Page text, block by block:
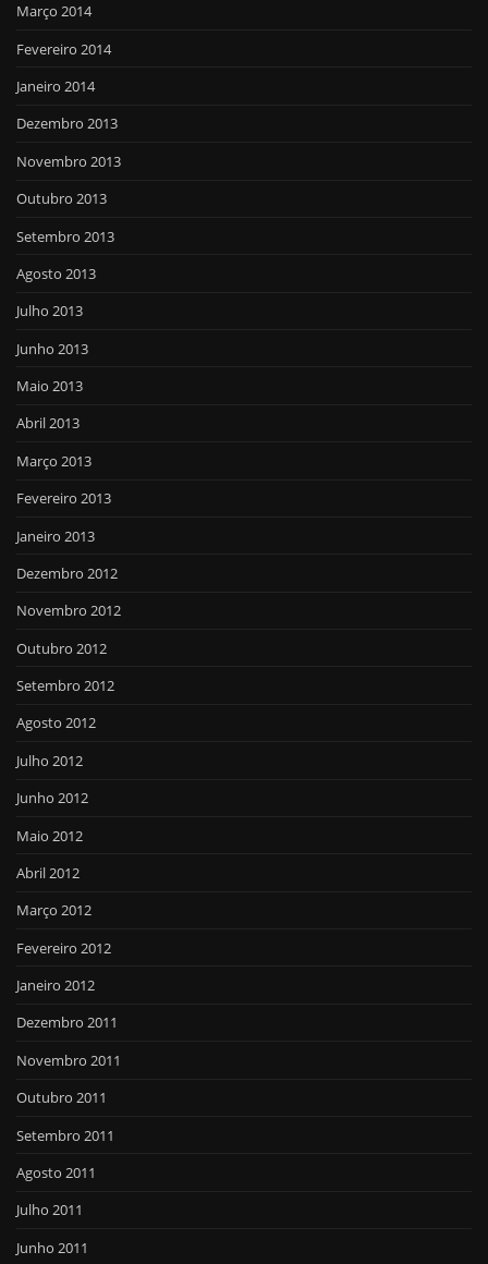
Março 2014
Fevereiro 2014
Janeiro 2014
Dezembro 2013
Novembro 2013
Outubro 2013
Setembro 2013
Agosto 2013
Julho 2013
Junho 2013
Maio 2013
Abril 2013
Março 2013
Fevereiro 2013
Janeiro 2013
Dezembro 2012
Novembro 2012
Outubro 2012
Setembro 2012
Agosto 2012
Julho 2012
Junho 2012
Maio 2012
Abril 2012
Março 2012
Fevereiro 2012
Janeiro 2012
Dezembro 2011
Novembro 2011
Outubro 2011
Setembro 2011
Agosto 2011
Julho 2011
Junho 2011